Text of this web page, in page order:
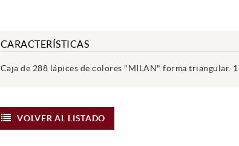
CARACTERÍSTICAS
Caja de 288 lápices de colores "MILAN" forma triangular.
VOLVER AL LISTADO